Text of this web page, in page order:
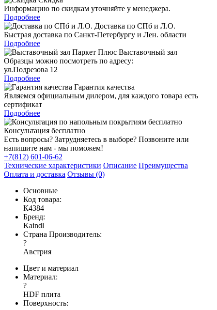
Информацию по скидкам уточняйте у менеджера.
Подробнее
Доставка по СПб и Л.О.
Быстрая доставка по Санкт-Петербургу и Лен. области
Подробнее
Выставочный зал
Образцы можно посмотреть по адресу:
ул.Подрезова 12
Подробнее
Гарантия качества
Являемся официальным дилером, для каждого товара есть
сертификат
Подробнее
Консультация бесплатно
Есть вопросы? Затрудняетесь в выборе? Позвоните или
напишите нам - мы поможем!
+7(812) 601-06-62
Технические характеристики Описание Преимущества
Оплата и доставка Отзывы (0)
Основные
Код товара:
К4384
Бренд:
Kaindl
Страна Производитель:
?
Австрия
Цвет и материал
Материал:
?
HDF плита
Поверхность: